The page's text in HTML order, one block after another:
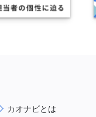
カオナビとは